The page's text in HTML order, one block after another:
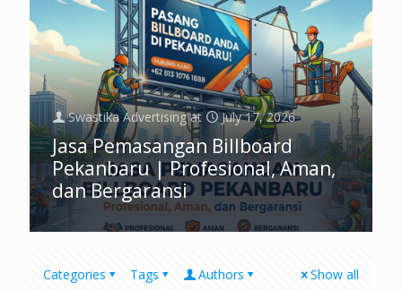
Swastika Advertising at July 17, 2026
Jasa Pemasangan Billboard
Pekanbaru | Profesional, Aman,
dan Bergaransi
Categories Tags Authors Show all